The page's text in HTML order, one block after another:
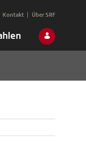
Kontakt Über SRF